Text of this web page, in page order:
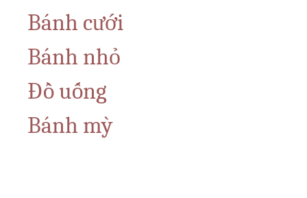
Bánh cưới
Bánh nhỏ
Đồ uống
Bánh mỳ